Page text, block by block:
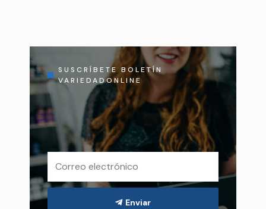
SUSCRÍBETE BOLETÍN
VARIEDADONLINE
Enviar